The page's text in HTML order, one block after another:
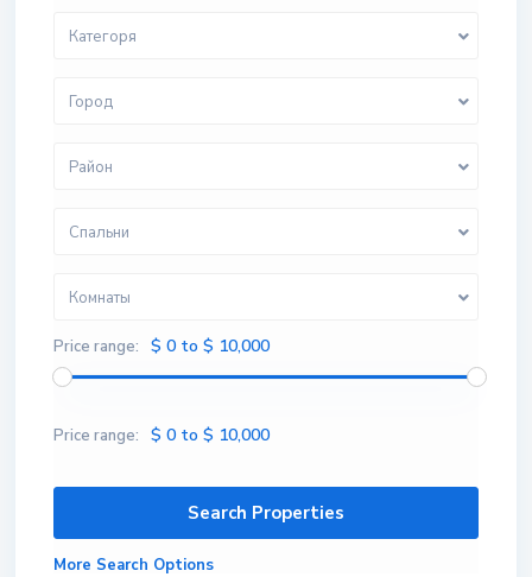
Категоря
Город
Район
Спальни
Комнаты
Price range: $ 0 to $ 10,000
Price range: $ 0 to $ 10,000
More Search Options